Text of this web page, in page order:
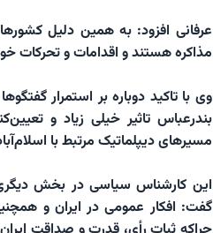
عرفانی افزود: به همین دلیل
مذاکره هستند و اقدامات و تحرکات
وی با تاکید دوباره بر استمرار
بندرعباس تاثیر خیلی زیاد و
مسیرهای دیپلماتیک مرتبط با
این کارشناس سیاسی در بخش
گفت: افکار عمومی در ایران و